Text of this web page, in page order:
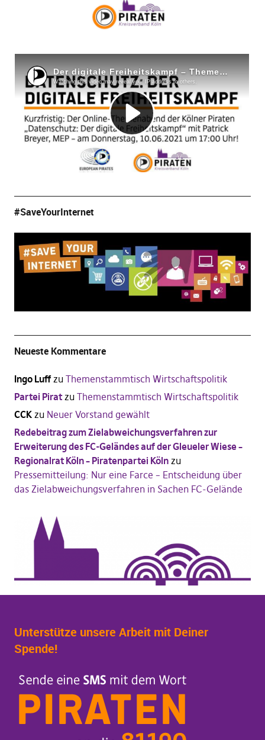
#SaveYourInternet
Neueste Kommentare
Ingo Luffzu Themenstammtisch Wirtschaftspolitik
Partei Piratzu Themenstammtisch Wirtschaftspolitik
CCKzu Neuer Vorstand gewählt
Redebeitrag zum Zielabweichungsverfahren zur
Erweiterung des FC-Geländes auf der Gleueler Wiese –
Regionalrat Köln – Piratenpartei Kölnzu
Pressemitteilung: Nur eine Farce – Entscheidung über
das Zielabweichungsverfahren in Sachen FC-Gelände
Unterstütze unsere Arbeit mit Deiner
Spende!